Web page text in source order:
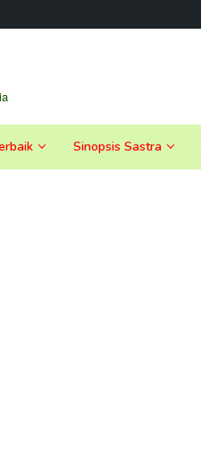
Sinopsis Sastra